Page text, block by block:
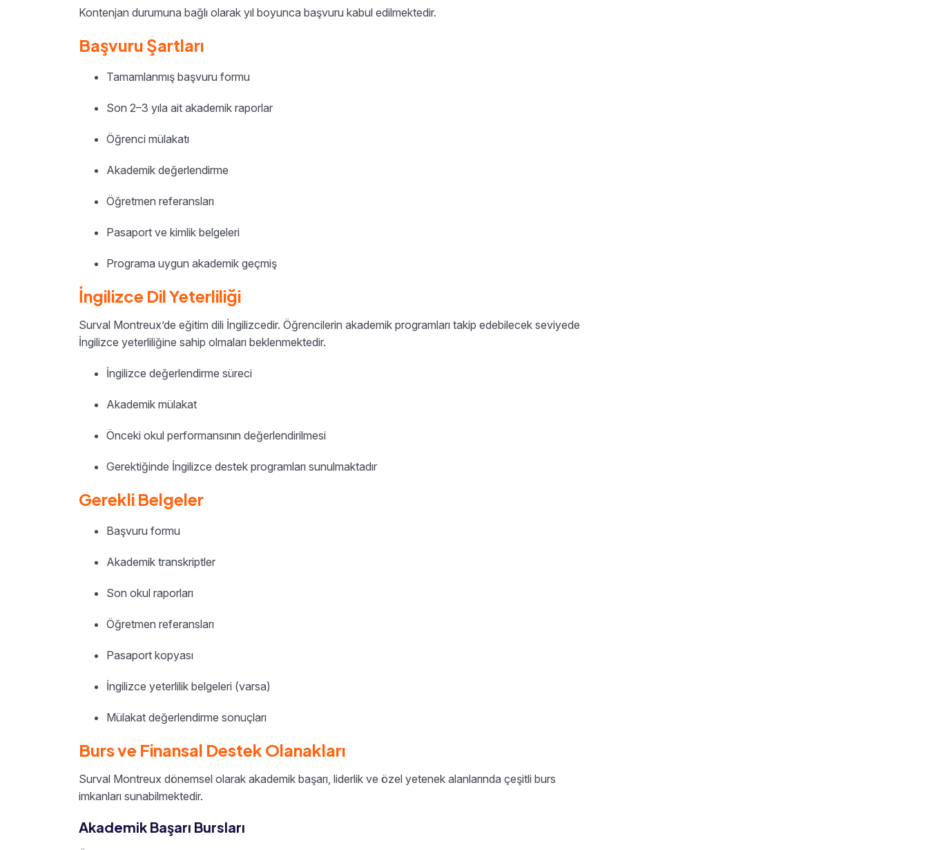
Kontenjan durumuna bağlı olarak yıl boyunca başvuru kabul edilmektedir.
Başvuru Şartları
Tamamlanmış başvuru formu
Son 2–3 yıla ait akademik raporlar
Öğrenci mülakatı
Akademik değerlendirme
Öğretmen referansları
Pasaport ve kimlik belgeleri
Programa uygun akademik geçmiş
İngilizce Dil Yeterliliği
Surval Montreux’de eğitim dili İngilizcedir. Öğrencilerin akademik programları takip edebilecek seviyede
İngilizce yeterliliğine sahip olmaları beklenmektedir.
İngilizce değerlendirme süreci
Akademik mülakat
Önceki okul performansının değerlendirilmesi
Gerektiğinde İngilizce destek programları sunulmaktadır
Gerekli Belgeler
Başvuru formu
Akademik transkriptler
Son okul raporları
Öğretmen referansları
Pasaport kopyası
İngilizce yeterlilik belgeleri (varsa)
Mülakat değerlendirme sonuçları
Burs ve Finansal Destek Olanakları
Surval Montreux dönemsel olarak akademik başarı, liderlik ve özel yetenek alanlarında çeşitli burs
imkanları sunabilmektedir.
Akademik Başarı Bursları